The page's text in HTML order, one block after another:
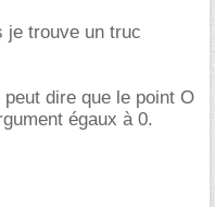
je trouve un truc
dire que le point O
égaux à 0.